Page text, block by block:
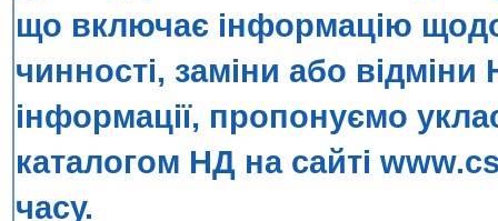
що включає інформацію
чинності, заміни або
інформації, пропонуємо
каталогом НД на сайті
часу.